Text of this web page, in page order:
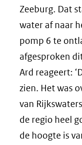
Zeeburg. Dat
water af naar
pomp 6 te
afgesproken
Ard reageert:
zien. Het was
van
de regio heel
de hoogte is